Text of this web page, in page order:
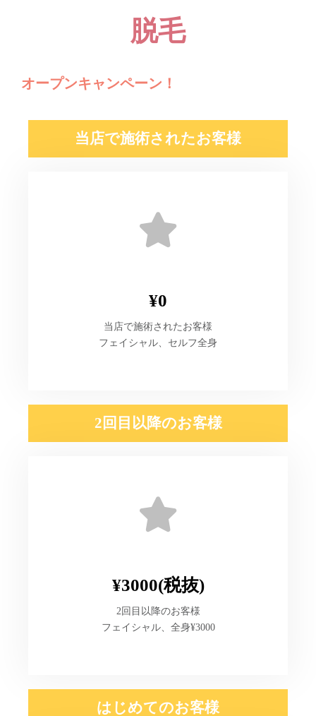
脱毛
オープンキャンペーン！
当店で施術されたお客様
¥0
当店で施術されたお客様
フェイシャル、セルフ全身
2回目以降のお客様
¥3000(税抜)
2回目以降のお客様
フェイシャル、全身¥3000
はじめてのお客様